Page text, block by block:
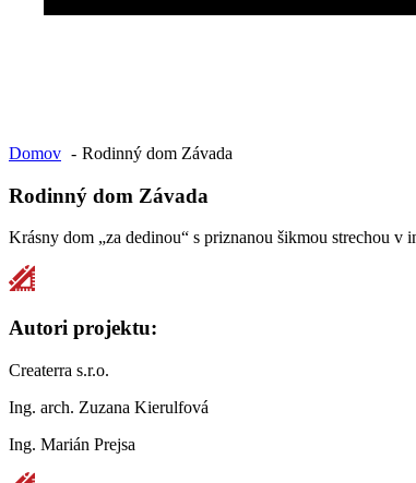
Domov Rodinný dom Závada
Rodinný dom Závada
Krásny dom „za dedinou“ s priznanou šikmou strechou
Autori projektu:
Createrra s.r.o.
Ing. arch. Zuzana Kierulfová
Ing. Marián Prejsa